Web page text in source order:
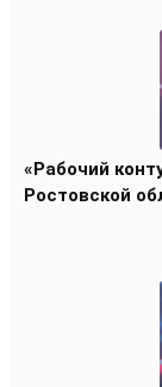
«Рабочий
Ростовской